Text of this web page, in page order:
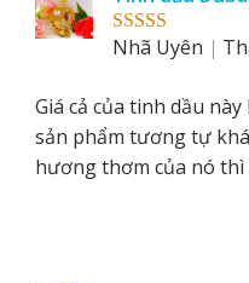
Rated5out
Nhã Uyên
Giá cả của tinh dầu
sản phẩm tương tự
hương thơm của nó thì